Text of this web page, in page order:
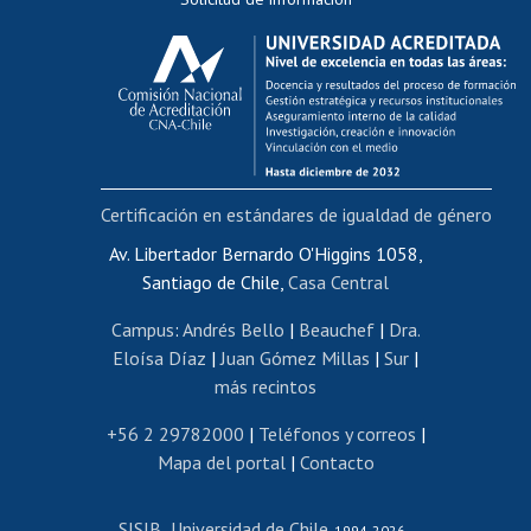
Calificación académica
Postulación al AUCAI
Funcionarias/os
Cursos internos de capacitación
Bienestar del personal
Portal de movilidad interna
Certificado de renta
Certificado de renta honorarios
Editar páginas blancas
Extranjeras/os
Revalidación y reconocimiento de títulos
Postulación al Programa de Movilidad Estudiantil
Av. Libertador Bernardo O'Higgins 1058,
Santiago de Chile, Casa Central
Campus: Andrés Bello | Beauchef| Dra.
Eloísa Díaz | Juan Gómez Millas | Sur |
más recintos
+56 2 29782000 | Teléfonos y correos |
Mapa del portal| Contacto
Certificación en estándares de igualdad de género